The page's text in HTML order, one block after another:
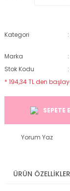
Kategori
Marka
Stok Kodu
* 194,34 TL den
SEPETE
Yorum Yaz
ÜRÜN